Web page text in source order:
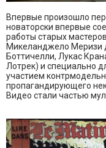
Впервые произошло
новаторски впервые
работы старых
Микеланджело Меризи
Боттичелли, Лукас
Лотрек) и специально
участием
пропагандирующего
Видео стали частью